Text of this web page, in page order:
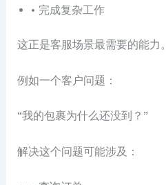
• 完成复杂工作
这正是客服场景最需要的能力。
例如一个客户问题：
“我的包裹为什么还没到？”
解决这个问题可能涉及：